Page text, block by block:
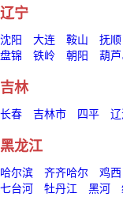
辽宁
沈阳 大连 鞍山 抚顺
盘锦
铁岭 朝阳 葫芦
吉林
长春 吉林市 四平 辽
黑龙江
哈尔滨 齐齐哈尔 鸡西
七台河
牡丹江 黑河